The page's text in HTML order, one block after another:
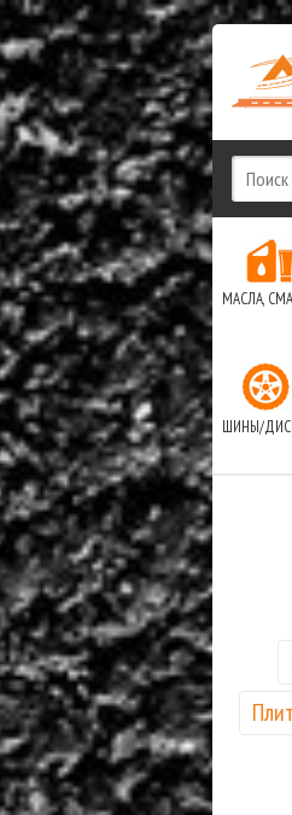
МАСЛА,
ШИНЫ/